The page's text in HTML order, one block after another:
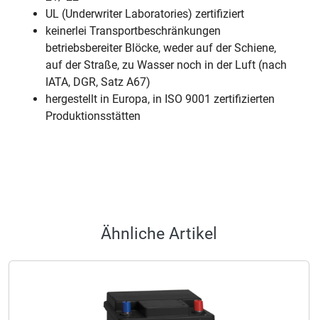
UL (Underwriter Laboratories) zertifiziert
keinerlei Transportbeschränkungen
betriebsbereiter Blöcke, weder auf der Schiene,
auf der Straße, zu Wasser noch in der Luft (nach
IATA, DGR, Satz A67)
hergestellt in Europa, in ISO 9001 zertifizierten
Produktionsstätten
Ähnliche Artikel